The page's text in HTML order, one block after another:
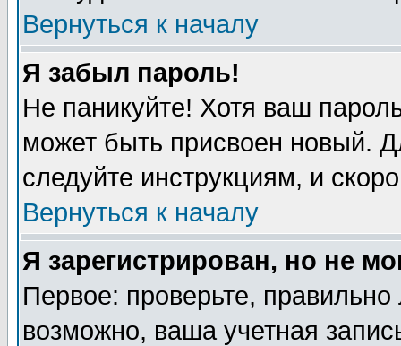
Вернуться к началу
Я забыл пароль!
Не паникуйте! Хотя ваш
может быть присвоен новый.
следуйте инструкциям, и
Вернуться к началу
Я зарегистрирован, но не
Первое: проверьте,
возможно, ваша учетная